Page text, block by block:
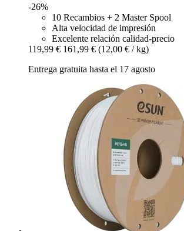
-26%
10 Recambios + 2 Master Spool
Alta velocidad de impresión
Excelente relación calidad-precio
119,99 € 161,99 € (12,00 € / kg)
Entrega gratuita hasta el 17 agosto